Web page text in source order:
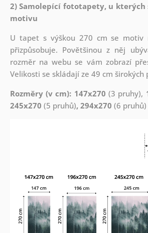
2) Samolepící fototapety, u kterých
motivu
U tapet s výškou 270 cm se motiv
přizpůsobuje. Povětšinou z něj
rozměr na webu se vám zobrazí
Velikosti se skládají ze 49 cm širokých
Rozměry (v cm): 147x270 (3 pruhy),
245x270 (5 pruhů), 294x270 (6 pruhů)